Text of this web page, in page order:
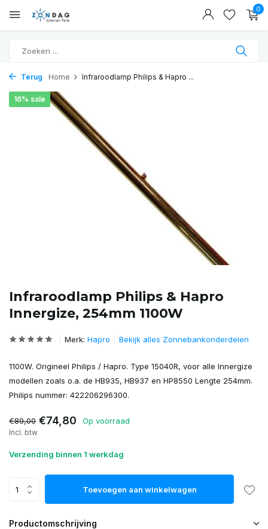
0
Terug Home Infraroodlamp Philips & Hapro ...
Infraroodlamp Philips & Hapro
Innergize, 254mm 1100W
16% sale
Merk: Hapro Bekijk alles Zonnebankonderdelen
1100W. Origineel Philips / Hapro. Type 15040R, voor alle Innergize
modellen zoals o.a. de HB935, HB937 en HP8550 Lengte 254mm.
Philips nummer: 422206296300.
€89,00 €74,80 Op voorraad
Incl. btw
Verzending binnen 1 werkdag
Toevoegen aan winkelwagen
Productomschrijving